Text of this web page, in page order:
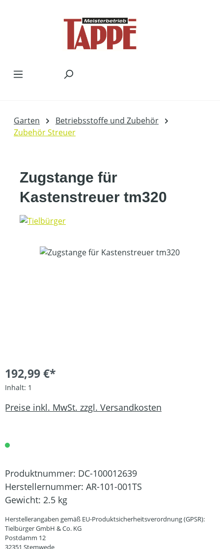
Garten
Betriebsstoffe und Zubehör
Zubehör Streuer
Zugstange für
Kastenstreuer tm320
Bildergalerie überspringen
192,99 €*
Inhalt: 1
Preise inkl. MwSt. zzgl. Versandkosten
Produktnummer: DC-100012639
Herstellernummer: AR-101-001TS
Gewicht: 2.5 kg
Herstellerangaben gemäß EU-Produktsicherheitsverordnung (GPSR):
Tielbürger GmbH & Co. KG
Postdamm 12
32351 Stemwede